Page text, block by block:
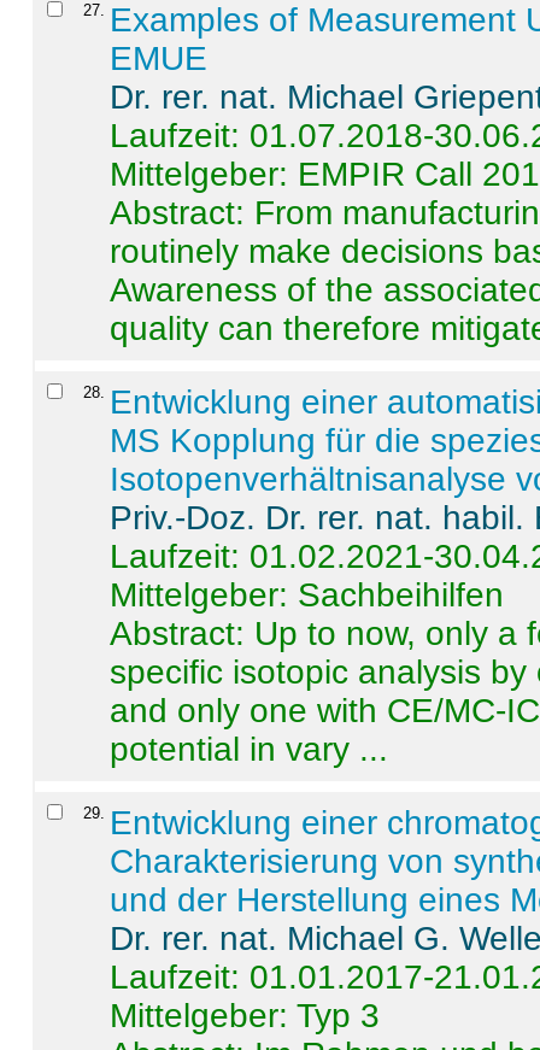
27. Examples of Measurement
EMUE
Dr. rer. nat. Michael
Laufzeit: 01.07.2018-
Mittelgeber: EMPIR Call
Abstract: From
routinely make decisions
Awareness of the
quality can therefore
28. Entwicklung einer
MS Kopplung für die
Isotopenverhältnisanalyse
Priv.-Doz. Dr. rer. nat.
Laufzeit: 01.02.2021-
Mittelgeber: Sachbeihilfen
Abstract: Up to now, only a
specific isotopic analysis
and only one with CE/MC-
potential in vary ...
29. Entwicklung einer
Charakterisierung von
und der Herstellung eines
Dr. rer. nat. Michael G.
Laufzeit: 01.01.2017-
Mittelgeber: Typ 3